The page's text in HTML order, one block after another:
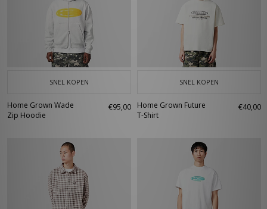
SNEL KOPEN
Home Grown Wade
Zip Hoodie
€95,00
SNEL KOPEN
Home Grown Future
T-Shirt
€40,00